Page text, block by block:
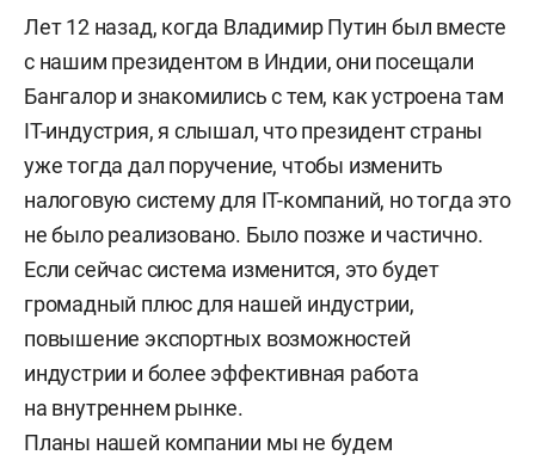
Лет 12 назад, когда Владимир Путин был вместе
с нашим президентом в Индии, они посещали
Бангалор и знакомились с тем, как устроена там
IT-индустрия, я слышал, что президент страны
уже тогда дал поручение, чтобы изменить
налоговую систему для IT-компаний, но тогда это
не было реализовано. Было позже и частично.
Если сейчас система изменится, это будет
громадный плюс для нашей индустрии,
повышение экспортных возможностей
индустрии и более эффективная работа
на внутреннем рынке.
Планы нашей компании мы не будем